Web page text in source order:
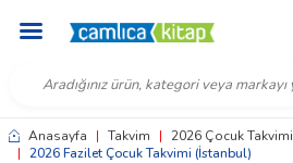
Anasayfa | Takvim | 2026 Çocuk Takvimi
| 2026 Fazilet Çocuk Takvimi (İstanbul)